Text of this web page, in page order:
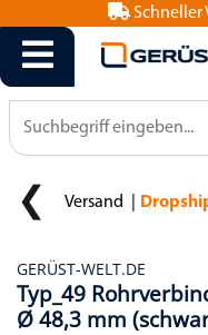
Schneller
Versand
GERÜST-WELT.DE
Typ_49
Ø 48,3 mm